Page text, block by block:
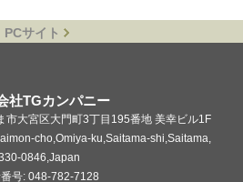
PCサイト
社TGカンパニー
市大宮区大門町3丁目195番地 美幸ビル1F
cho,Omiya-ku,Saitama-shi,Saitama,
0846,Japan
号: 048-782-7128